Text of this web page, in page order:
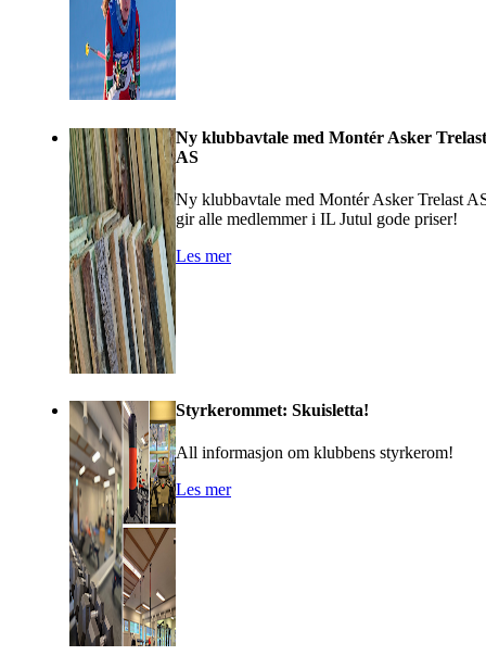
Ny klubbavtale med Montér Asker Trelast
AS
Ny klubbavtale med Montér Asker Trelast
gir alle medlemmer i IL Jutul gode priser!
Les mer
Styrkerommet: Skuisletta!
All informasjon om klubbens styrkerom!
Les mer